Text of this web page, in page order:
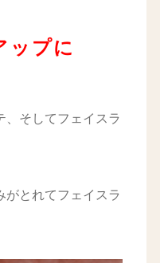
ップに
、そしてフェイスラ
がとれてフェイスラ